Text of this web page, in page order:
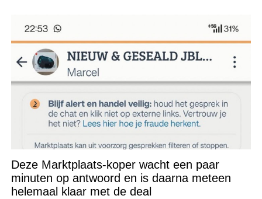
Deze Marktplaats-koper wacht een paar
minuten op antwoord en is daarna meteen
helemaal klaar met de deal